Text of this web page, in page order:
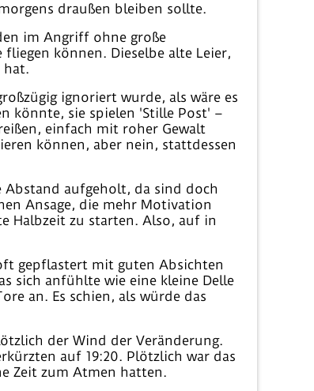
draußen bleiben sollte.
im Angriff ohne große
können. Dieselbe alte Leier,
hat.
ignoriert wurde, als wäre es
könnte, sie spielen 'Stille Post' –
einfach mit roher Gewalt
können, aber nein, stattdessen
aufgeholt, da sind doch
Ansage, die mehr Motivation
Halbzeit zu starten. Also, auf in
gepflastert mit guten Absichten
sich anfühlte wie eine kleine Delle
an. Es schien, als würde das
der Wind der Veränderung.
auf 19:20. Plötzlich war das
Zeit zum Atmen hatten.